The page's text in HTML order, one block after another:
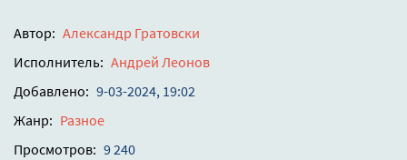
Автор: Александр Гратовски
Исполнитель: Андрей Леонов
Добавлено: 9-03-2024, 19:02
Жанр: Разное
Просмотров: 9 240